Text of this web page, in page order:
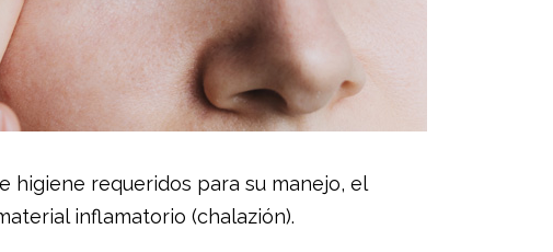
higiene requeridos para su manejo, el
inflamatorio (chalazión).